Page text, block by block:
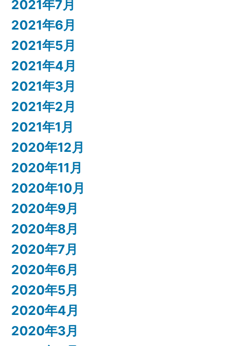
2021年7月
2021年6月
2021年5月
2021年4月
2021年3月
2021年2月
2021年1月
2020年12月
2020年11月
2020年10月
2020年9月
2020年8月
2020年7月
2020年6月
2020年5月
2020年4月
2020年3月